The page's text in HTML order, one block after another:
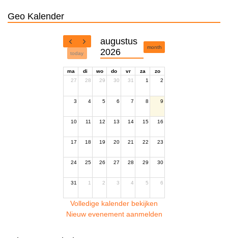
Geo Kalender
today
augustus
2026
month
ma di wo do vr za
zo
27
28 29 30 31 1 2
3 4 5 6 7 8 9
10 11 12 13 14 15 16
17 18 19 20 21 22 23
24 25 26 27 28 29 30
31 1 2 3 4 5 6
Volledige kalender bekijken
Nieuw evenement aanmelden